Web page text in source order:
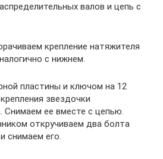
валов и цепь с
крепление натяжителя
с нижнем.
пластины и ключом на 12
звездочки
Снимаем ее вместе с цепью.
откручиваем два болта
снимаем его.